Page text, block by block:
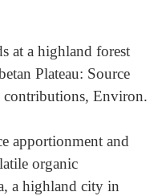
at a highland forest
Plateau: Source
contributions, Environ.
apportionment and
organic
a highland city in